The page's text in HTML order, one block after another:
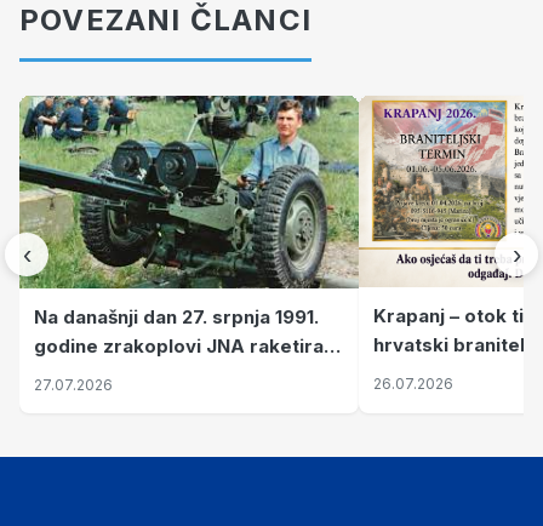
POVEZANI ČLANCI
‹
Na današnji dan 27. srpnja 1991.
godine zrakoplovi JNA raketirali
su vojarnu i obučni centar "Nikola
27.07.2026
Krapanj – otok
hrvatski branitelji
pronalaze mir
26.07.2026
›